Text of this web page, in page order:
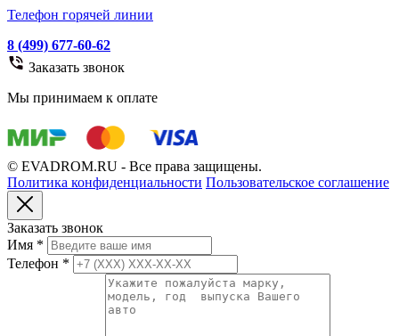
Телефон горячей линии
8 (499) 677-60-62
Заказать звонок
Мы принимаем к оплате
© EVADROM.RU - Все права защищены.
Политика конфиденциальности Пользовательское соглашение
Заказать звонок
Имя *
Телефон *